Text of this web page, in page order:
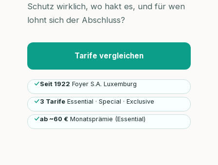
Schutz wirklich, wo hakt es, und für wen
lohnt sich der Abschluss?
Tarife vergleichen
Seit 1922 Foyer S.A. Luxemburg
3 Tarife Essential · Special · Exclusive
ab ~60 € Monatsprämie (Essential)